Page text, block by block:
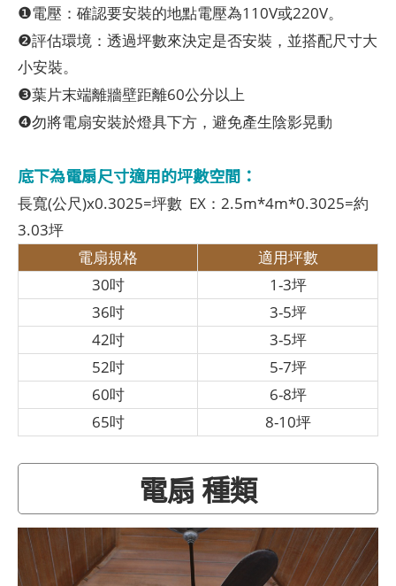
❶電壓：確認要安裝的地點電壓為110V或220V。
❷評估環境：透過坪數來決定是否安裝，並搭配尺寸大
小安裝。
❸葉片末端離牆壁距離60公分以上
❹勿將電扇安裝於燈具下方，避免產生陰影晃動
底下為電扇尺寸適用的坪數空間：
長寬(公尺)x0.3025=坪數 EX：2.5m*4m*0.3025=約
3.03坪
電扇規格
適用坪數
30吋
1-3坪
36吋
3-5坪
42吋
3-5坪
52吋
5-7坪
60吋
6-8坪
65吋
8-10坪
電扇 種類